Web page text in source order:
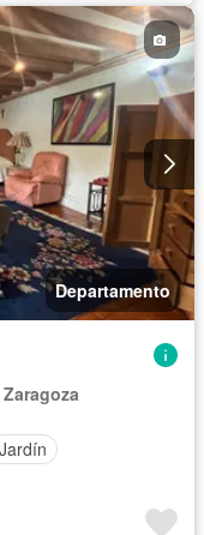
Departamento
Jardín